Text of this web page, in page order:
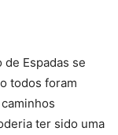
Espadas se
todos foram
ter sido uma